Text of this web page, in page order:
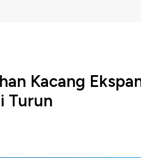
Kacang
Turun